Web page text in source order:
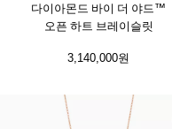
다이아몬드 바이 더 야드™
오픈 하트 브레이슬릿
3,140,000원